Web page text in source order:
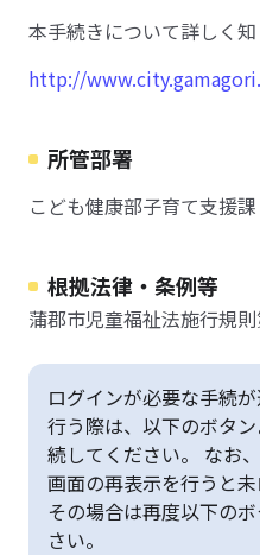
本手続きについて詳しく
http://
所管部署
こども健康部子育て支援課
根拠法律・条例等
蒲郡市児童福祉法施行規
ログインが必要な手続
行う際は、以下のボタ
続してください。 なお
画面の再表示を行うと
その場合は再度以下の
さい。